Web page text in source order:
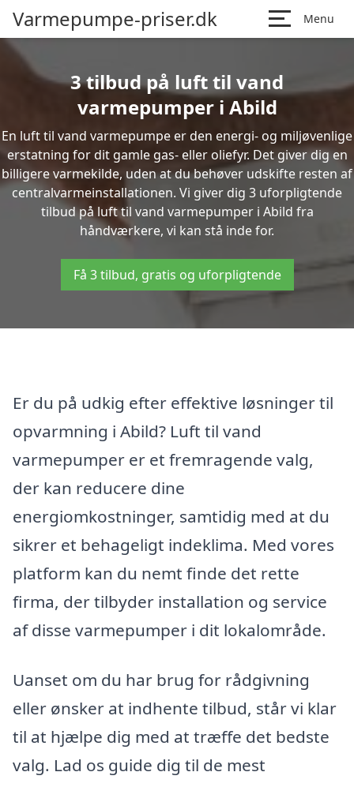
Varmepumpe-priser.dk Menu
3 tilbud på luft til vand
varmepumper i Abild
En luft til vand varmepumpe er den energi- og miljøvenlige
erstatning for dit gamle gas- eller oliefyr. Det giver dig en
billigere varmekilde, uden at du behøver udskifte resten af
centralvarmeinstallationen. Vi giver dig 3 uforpligtende
tilbud på luft til vand varmepumper i Abild fra
håndværkere, vi kan stå inde for.
Få 3 tilbud, gratis og uforpligtende
Er du på udkig efter effektive løsninger til
opvarmning i Abild? Luft til vand
varmepumper er et fremragende valg,
der kan reducere dine
energiomkostninger, samtidig med at du
sikrer et behageligt indeklima. Med vores
platform kan du nemt finde det rette
firma, der tilbyder installation og service
af disse varmepumper i dit lokalområde.
Uanset om du har brug for rådgivning
eller ønsker at indhente tilbud, står vi klar
til at hjælpe dig med at træffe det bedste
valg. Lad os guide dig til de mest